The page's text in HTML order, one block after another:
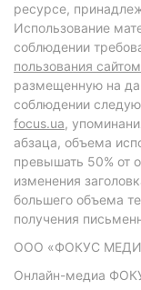
ресурсе,
Использование
соблюдении
пользования
размещенную на
соблюдении
focus.ua,
абзаца, объема
превышать 50% от
изменения
большего объема
получения
ООО «ФОКУС
Онлайн-медиа